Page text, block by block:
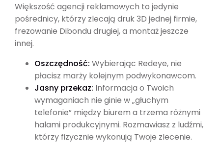
Większość agencji reklamowych to jedynie
pośrednicy, którzy zlecają druk 3D jednej firmie,
frezowanie Dibondu drugiej, a montaż jeszcze
innej.
Oszczędność: Wybierając Redeye, nie
płacisz marży kolejnym podwykonawcom.
Jasny przekaz: Informacja o Twoich
wymaganiach nie ginie w „głuchym
telefonie” między biurem a trzema różnymi
halami produkcyjnymi. Rozmawiasz z ludźmi,
którzy fizycznie wykonują Twoje zlecenie.